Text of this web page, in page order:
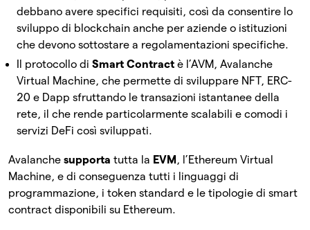
debbano avere specifici requisiti, così da consentire lo
sviluppo di blockchain anche per aziende o istituzioni
che devono sottostare a regolamentazioni specifiche.
Il protocollo di Smart Contract è l’AVM, Avalanche
Virtual Machine, che permette di sviluppare NFT, ERC-
20 e Dapp sfruttando le transazioni istantanee della
rete, il che rende particolarmente scalabili e comodi i
servizi DeFi così sviluppati.
Avalanche supporta tutta la EVM , l’Ethereum Virtual
Machine, e di conseguenza tutti i linguaggi di
programmazione, i token standard e le tipologie di smart
contract disponibili su Ethereum.